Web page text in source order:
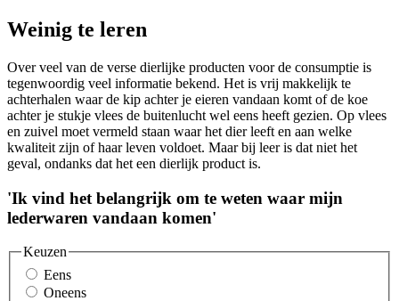
Weinig te leren
Over veel van de verse dierlijke producten voor de consumptie is
tegenwoordig veel informatie bekend. Het is vrij makkelijk te
achterhalen waar de kip achter je eieren vandaan komt of de koe
achter je stukje vlees de buitenlucht wel eens heeft gezien. Op vlees
en zuivel moet vermeld staan waar het dier leeft en aan welke
kwaliteit zijn of haar leven voldoet. Maar bij leer is dat niet het
geval, ondanks dat het een dierlijk product is.
'Ik vind het belangrijk om te weten waar mijn
lederwaren vandaan komen'
Keuzen
Eens
Oneens